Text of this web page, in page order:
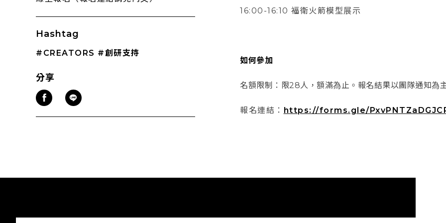
Hashtag
#CREATORS #創研支持
分享
16:00-16:10 福衛火箭模型展示
如何參加
名額限制：限28人，額滿為止。報名結果以團隊通知為
報名連結： https://forms.gle/